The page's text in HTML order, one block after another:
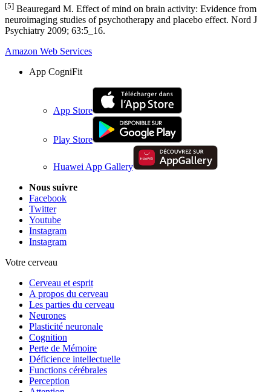
[5] Beauregard M. Effect of mind on brain activity: Evidence from
neuroimaging studies of psychotherapy and placebo effect. Nord J
Psychiatry 2009; 63:5_16.
Amazon Web Services
App CogniFit
App Store
Play Store
Huawei App Gallery
Nous suivre
Facebook
Twitter
Youtube
Instagram
Instagram
Votre cerveau
Cerveau et esprit
A propos du cerveau
Les parties du cerveau
Neurones
Plasticité neuronale
Cognition
Perte de Mémoire
Déficience intellectuelle
Functions cérébrales
Perception